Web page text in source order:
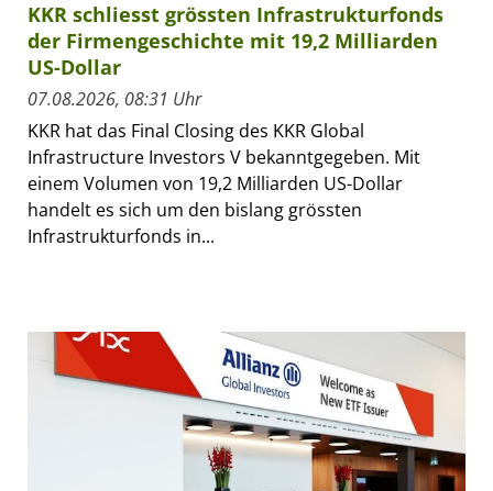
KKR schliesst grössten Infrastrukturfonds
der Firmengeschichte mit 19,2 Milliarden
US-Dollar
07.08.2026, 08:31 Uhr
KKR hat das Final Closing des KKR Global
Infrastructure Investors V bekanntgegeben. Mit
einem Volumen von 19,2 Milliarden US-Dollar
handelt es sich um den bislang grössten
Infrastrukturfonds in...